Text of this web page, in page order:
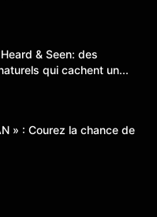
& Seen: des
qui cachent un...
» : Courez la chance de